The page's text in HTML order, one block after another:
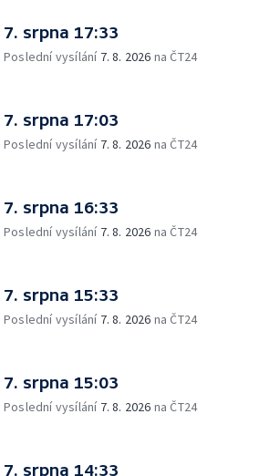
7. srpna 17:33
Poslední vysílání 7. 8. 2026 na ČT24
7. srpna 17:03
Poslední vysílání 7. 8. 2026 na ČT24
7. srpna 16:33
Poslední vysílání 7. 8. 2026 na ČT24
7. srpna 15:33
Poslední vysílání 7. 8. 2026 na ČT24
7. srpna 15:03
Poslední vysílání 7. 8. 2026 na ČT24
7. srpna 14:33